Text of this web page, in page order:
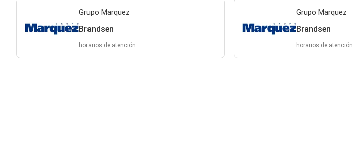
Grupo Marquez
Brandsen
horarios de atención
Grupo Marquez
Brandsen
horarios de atención